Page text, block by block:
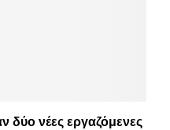
δύο νέες εργαζόμενες